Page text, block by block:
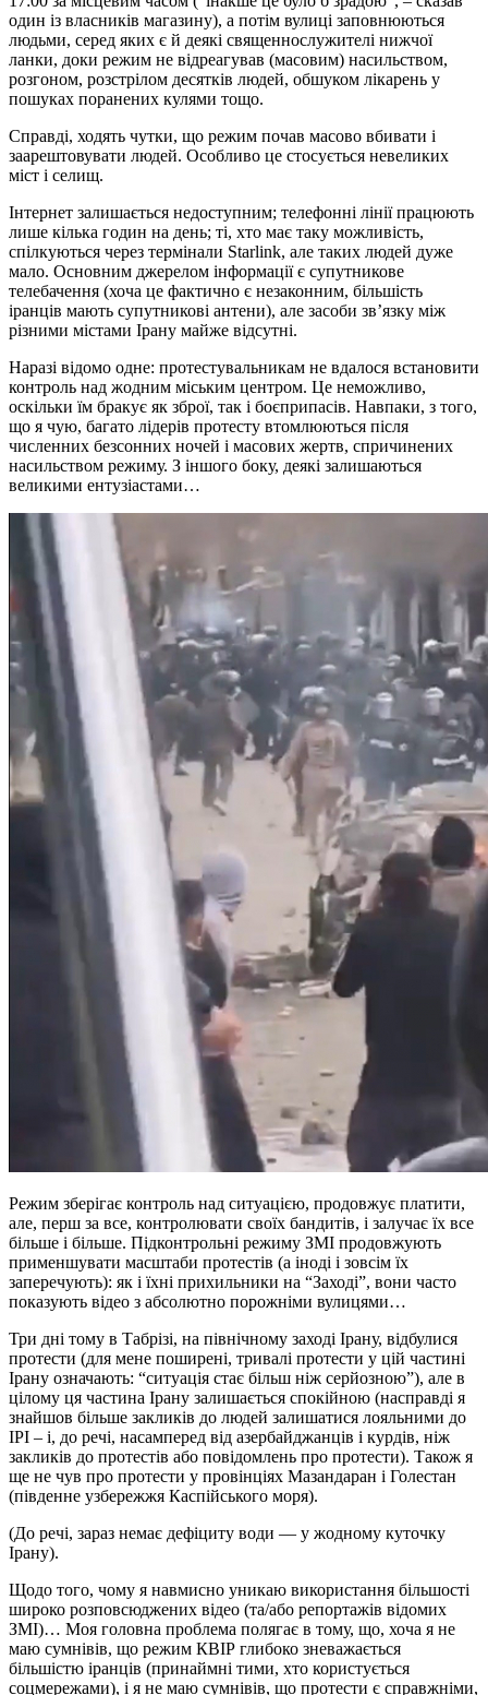
один із власників магазину), а потім вулиці заповнюються
людьми, серед яких є й деякі священнослужителі нижчої
ланки, доки режим не відреагував (масовим) насильством,
розгоном, розстрілом десятків людей, обшуком лікарень у
пошуках поранених кулями тощо.
Справді, ходять чутки, що режим почав масово вбивати і
заарештовувати людей. Особливо це стосується невеликих
міст і селищ.
Інтернет залишається недоступним; телефонні лінії працюють
лише кілька годин на день; ті, хто має таку можливість,
спілкуються через термінали Starlink, але таких людей дуже
мало. Основним джерелом інформації є супутникове
телебачення (хоча це фактично є незаконним, більшість
іранців мають супутникові антени), але засоби зв’язку між
різними містами Ірану майже відсутні.
Наразі відомо одне: протестувальникам не вдалося встановити
контроль над жодним міським центром. Це неможливо,
оскільки їм бракує як зброї, так і боєприпасів. Навпаки, з того,
що я чую, багато лідерів протесту втомлюються після
численних безсонних ночей і масових жертв, спричинених
насильством режиму. З іншого боку, деякі залишаються
великими ентузіастами…
Режим зберігає контроль над ситуацією, продовжує платити,
але, перш за все, контролювати своїх бандитів, і залучає їх все
більше і більше. Підконтрольні режиму ЗМІ продовжують
применшувати масштаби протестів (а іноді і зовсім їх
заперечують): як і їхні прихильники на “Заході”, вони часто
показують відео з абсолютно порожніми вулицями…
Три дні тому в Табрізі, на північному заході Ірану, відбулися
протести (для мене поширені, тривалі протести у цій частині
Ірану означають: “ситуація стає більш ніж серйозною”), але в
цілому ця частина Ірану залишається спокійною (насправді я
знайшов більше закликів до людей залишатися лояльними до
ІРІ – і, до речі, насамперед від азербайджанців і курдів, ніж
закликів до протестів або повідомлень про протести). Також я
ще не чув про протести у провінціях Мазандаран і Голестан
(південне узбережжя Каспійського моря).
(До речі, зараз немає дефіциту води — у жодному куточку
Ірану).
Щодо того, чому я навмисно уникаю використання більшості
широко розповсюджених відео (та/або репортажів відомих
ЗМІ)… Моя головна проблема полягає в тому, що, хоча я не
маю сумнівів, що режим КВІР глибоко зневажається
більшістю іранців (принаймні тими, хто користується
соцмережами), і я не маю сумнівів, що протести є справжніми,